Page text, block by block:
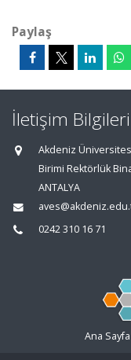
Paylaş
İletişim Bilgileri
Akdeniz
Birimi Rektörlük
ANTALYA
0242 310 16 71
Ana Sayfa